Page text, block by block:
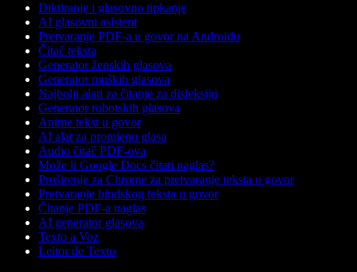
Diktiranje i glasovno tipkanje
AI glasovni asistent
Pretvaranje PDF-a u govor na Androidu
Čitač teksta
Generator ženskih glasova
Generator muških glasova
Najbolji alati za čitanje za disleksiju
Generator robotskih glasova
Anime tekst u govor
AI alat za promjenu glasa
Audio čitač PDF-ova
Može li Google Docs čitati naglas?
Proširenje za Chrome za pretvaranje teksta u govor
Pretvaranje hindskog teksta u govor
Čitanje PDF-a naglas
AI generator glasova
Texto a Voz
Leitor de Texto